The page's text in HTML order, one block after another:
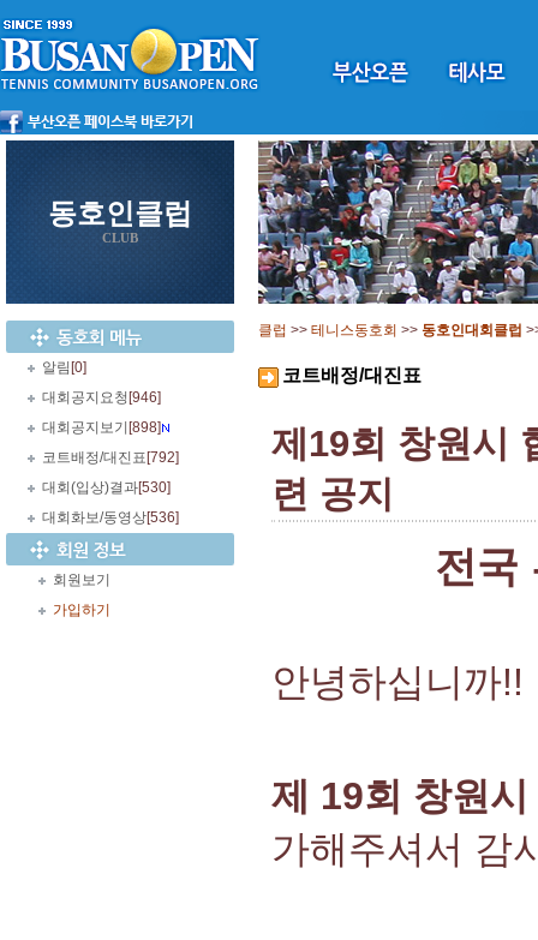
동호인클럽
CLUB
알림 [0]
대회공지요청 [946]
대회공지보기 [898]
코트배정/대진표 [792]
대회(입상)결과[530]
대회화보/동영상[536]
회원보기
가입하기
클럽 >> 테니스동호회 >> 동호인대회클럽
코트배정/대진표
제19회 창원시
련 공지
전국
안녕하십니까!!
제 19회 창원
가해주셔서 감